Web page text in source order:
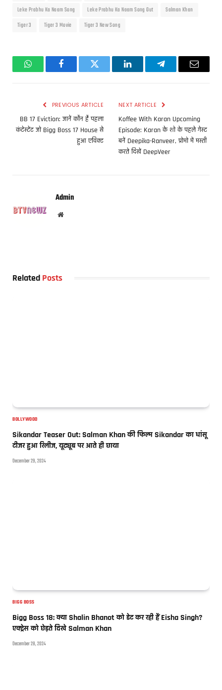
Leke Prabhu Ka Naam Song
Leke Prabhu Ka Naam Song Out
Salman Khan
Tiger 3
Tiger 3 Movie Tiger 3 New Song
WhatsAppFacebookTwitter LinkedInTelegramEmail
PREVIOUS ARTICLE
BB 17 Eviction: जानें कौन है पहला
कंटेस्टेंट जो Bigg Boss 17 House से
हुआ एविक्ट
NEXT ARTICLE
Koffee With Karan Upcoming
Episode: Karan के शो के पहले गेस्ट
बनें Deepika-Ranveer, प्रोमो में मस्ती
करते दिखें DeepVeer
Admin
Website
Related Posts
BOLLYWOOD
Sikandar Teaser Out: Salman Khan की फिल्म Sikandar का धांसू
टीजर हुआ रिलीज, यूट्यूब पर आते ही छाया
December 29, 2024
BIGG BOSS
Bigg Boss 18: क्या Shalin Bhanot को डेट कर रही हैं Eisha Singh?
एक्ट्रेस को छेड़ते दिखे Salman Khan
December 28, 2024